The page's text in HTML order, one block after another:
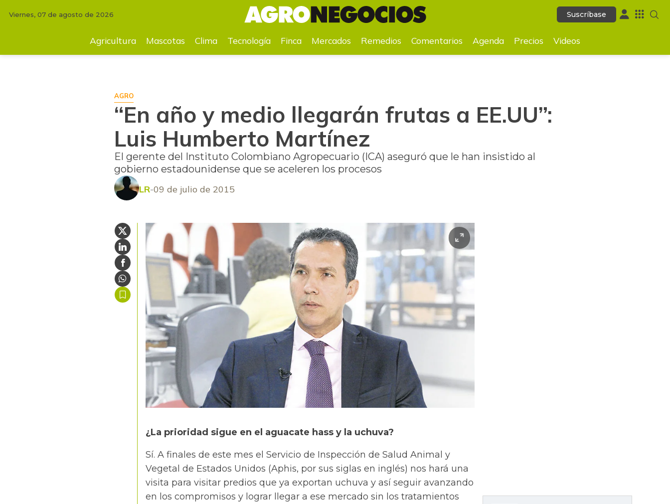
Suscríbase
“En año y medio llegarán frutas a EE.UU”: Luis Humberto Martínez
Viernes, 07 de agosto de 2026 Suscríbase
Agricultura Mascotas Clima Tecnología Finca Mercados Remedios Comentarios Agenda Precios Videos
AGRO
“En año y medio llegarán frutas a EE.UU”:
Luis Humberto Martínez
El gerente del Instituto Colombiano Agropecuario (ICA) aseguró que le han insistido al
gobierno estadounidense que se aceleren los procesos
LR 09 de julio de 2015
¿La prioridad sigue en el aguacate hass y la uchuva?
Sí. A finales de este mes el Servicio de Inspección de Salud Animal y
Vegetal de Estados Unidos (Aphis, por sus siglas en inglés) nos hará una
visita para visitar predios que ya exportan uchuva y así seguir avanzando
en los compromisos y lograr llegar a ese mercado sin los tratamientos